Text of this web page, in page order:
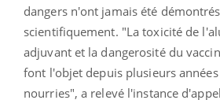
dangers n'ont jamais été démontrés
scientifiquement. "La toxicité de
adjuvant et la dangerosité du
font l'objet depuis plusieurs
nourries", a relevé l'instance